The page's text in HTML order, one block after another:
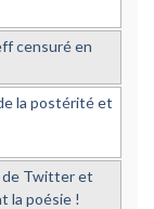
censuré en
la postérité et
de Twitter et
la poésie !